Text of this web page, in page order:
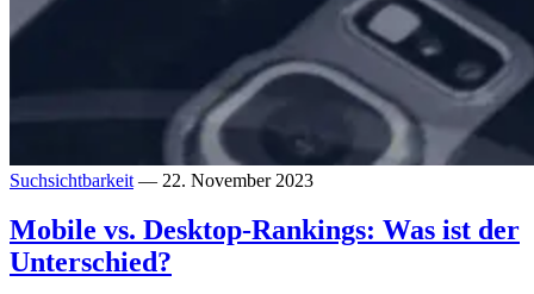
Suchsichtbarkeit — 22. November 2023
Mobile vs. Desktop-Rankings: Was ist der
Unterschied?